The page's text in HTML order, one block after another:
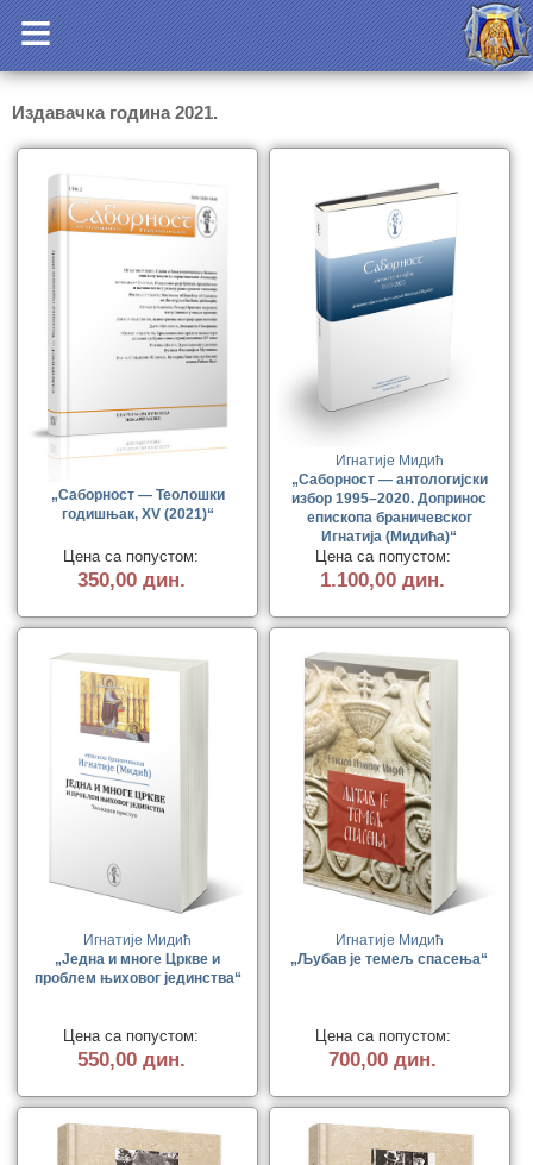
Издавачка година 2021.
„Саборност — Теолошки
годишњак, XV (2021)“
Цена са попустом:
350,00 дин.
Игнатије Мидић
„Саборност — антологијски
избор 1995–2020. Допринос
епископа браничевског
Игнатија (Мидића)“
Цена са попустом:
1.100,00 дин.
Игнатије Мидић
„Једна и многе Цркве и
проблем њиховог јединства“
Цена са попустом:
550,00 дин.
Игнатије Мидић
„Љубав је темељ спасења“
Цена са попустом:
700,00 дин.